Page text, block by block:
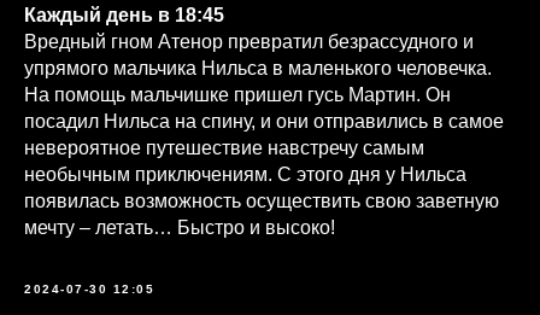
Каждый день в 18:45
Вредный гном Атенор превратил безрассудного и
упрямого мальчика Нильса в маленького человечка.
На помощь мальчишке пришел гусь Мартин. Он
посадил Нильса на спину, и они отправились в самое
невероятное путешествие навстречу самым
необычным приключениям. С этого дня у Нильса
появилась возможность осуществить свою заветную
мечту – летать… Быстро и высоко!
2024-07-30 12:05